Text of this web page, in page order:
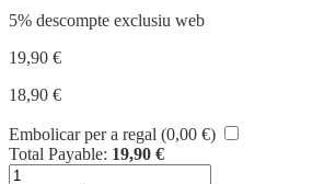
5% descompte exclusiu web
19,90 €
18,90 €
Embolicar per a regal (0,00 €)
Total Payable: 19,90 €
quantitat